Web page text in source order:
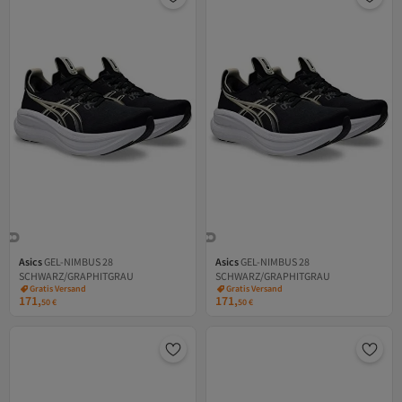
AsicsGEL-NIMBUS 28
SCHWARZ/GRAPHITGRAU
Versand Kostenlos
Gratis Versand
Versand Kostenlos
171,50€
AsicsGEL-NIMBUS 28
SCHWARZ/GRAPHITGRAU
Versand Kostenlos
Gratis Versand
Versand Kostenlos
171,50€